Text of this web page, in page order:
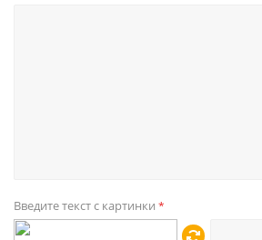
Введите текст с картинки *